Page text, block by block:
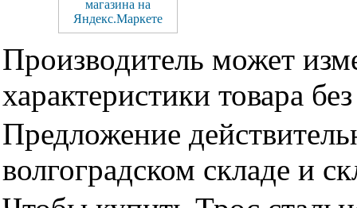
Производитель может
характеристики товара
Предложение
волгоградском складе и